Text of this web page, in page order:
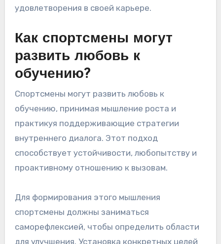
удовлетворения в своей карьере.
Как спортсмены могут
развить любовь к
обучению?
Спортсмены могут развить любовь к
обучению, принимая мышление роста и
практикуя поддерживающие стратегии
внутреннего диалога. Этот подход
способствует устойчивости, любопытству и
проактивному отношению к вызовам.
Для формирования этого мышления
спортсмены должны заниматься
саморефлексией, чтобы определить области
для улучшения. Установка конкретных целей